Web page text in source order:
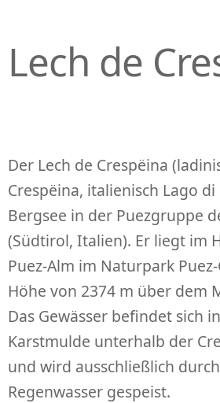
Lech de
Der Lech de Crespëina
Crespëina, italienisch Lago
Bergsee in der Puezgruppe
(Südtirol, Italien). Er liegt im
Puez-Alm im Naturpark
Höhe von 2374 m über dem
Das Gewässer befindet sich
Karstmulde unterhalb der
und wird ausschließlich
Regenwasser gespeist.